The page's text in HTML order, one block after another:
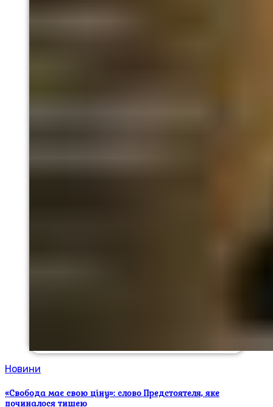
Новини
«Свобода має свою ціну»: слово Предстоятеля, яке
починалося тишею